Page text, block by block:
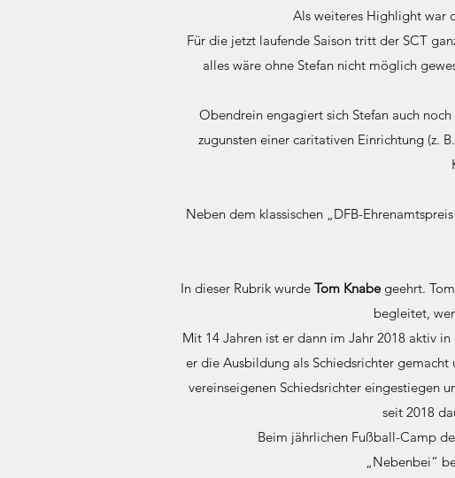
Als weiteres Highlight war
Für die jetzt laufende Saison tritt der SCT
alles wäre ohne Stefan nicht möglich
Obendrein engagiert sich Stefan auch
zugunsten einer caritativen Einrichtung (z.
Neben dem klassischen „DFB-
In dieser Rubrik wurde Tom Knabegeehrt.
begleitet,
Mit 14 Jahren ist er dann im Jahr 2018 aktiv
er die Ausbildung als Schiedsrichter
vereinseigenen Schiedsrichter eingestiegen
seit 2018
Beim jährlichen Fußball-Camp
„Nebenbei“